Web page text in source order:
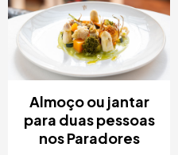
Almoço ou jantar
para duas pessoas
nos Paradores